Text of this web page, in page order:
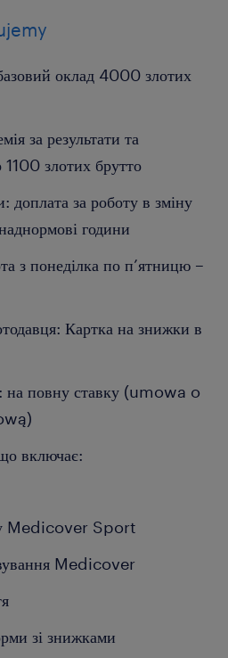
оклад 4000 злотих
за результати та
1100 злотих брутто
доплата за роботу в зміну
години
з понеділка по п’ятницю –
Картка на знижки в
на повну ставку (umowa o
включає:
Medicover Sport
Medicover
зі знижками